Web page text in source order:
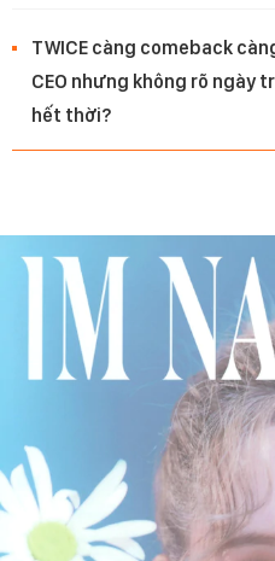
TWICE càng comeback
CEO nhưng không rõ ngày
hết thời?